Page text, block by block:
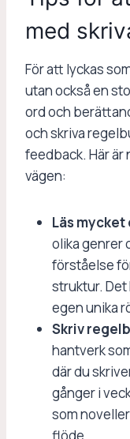
med
För att lyckas
utan också en
ord och
och skriva
feedback. Här är
vägen:
Läs
olika genrer
förståelse
struktur.
egen unika
Skriv
hantverk
där du
gånger i
som
flöde.